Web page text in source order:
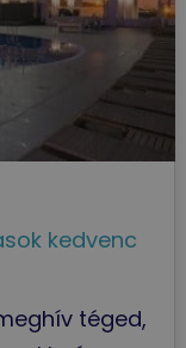
kedvenc
téged,